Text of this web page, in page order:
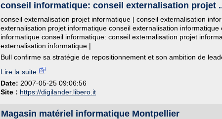
conseil informatique: conseil externalisation projet
conseil externalisation projet informatique | conseil externalisation
externalisation projet informatique conseil externalisation informatique
informatique conseil informatique: conseil externalisation projet
externalisation informatique |
Bull confirme sa stratégie de repositionnement et son ambition de
Lire la suite
Date: 2007-05-25 09:06:56
Site : https://digilander.libero.it
Magasin matériel informatique Montpellier